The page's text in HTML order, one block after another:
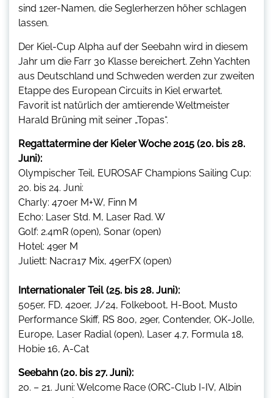
sind 12er-Namen, die Seglerherzen höher schlagen
lassen.
Der Kiel-Cup Alpha auf der Seebahn wird in diesem
Jahr um die Farr 30 Klasse bereichert. Zehn Yachten
aus Deutschland und Schweden werden zur zweiten
Etappe des European Circuits in Kiel erwartet.
Favorit ist natürlich der amtierende Weltmeister
Harald Brüning mit seiner „Topas“.
Regattatermine der Kieler Woche 2015 (20. bis 28.
Juni):
Olympischer Teil, EUROSAF Champions Sailing Cup:
20. bis 24. Juni:
Charly: 470er M+W, Finn M
Echo: Laser Std. M, Laser Rad. W
Golf: 2.4mR (open), Sonar (open)
Hotel: 49er M
Juliett: Nacra17 Mix, 49erFX (open)
Internationaler Teil (25. bis 28. Juni):
505er, FD, 420er, J/24, Folkeboot, H-Boot, Musto
Performance Skiff, RS 800, 29er, Contender, OK-Jolle,
Europe, Laser Radial (open), Laser 4.7, Formula 18,
Hobie 16, A-Cat
Seebahn (20. bis 27. Juni):
20. – 21. Juni: Welcome Race (ORC-Club I-IV, Albin